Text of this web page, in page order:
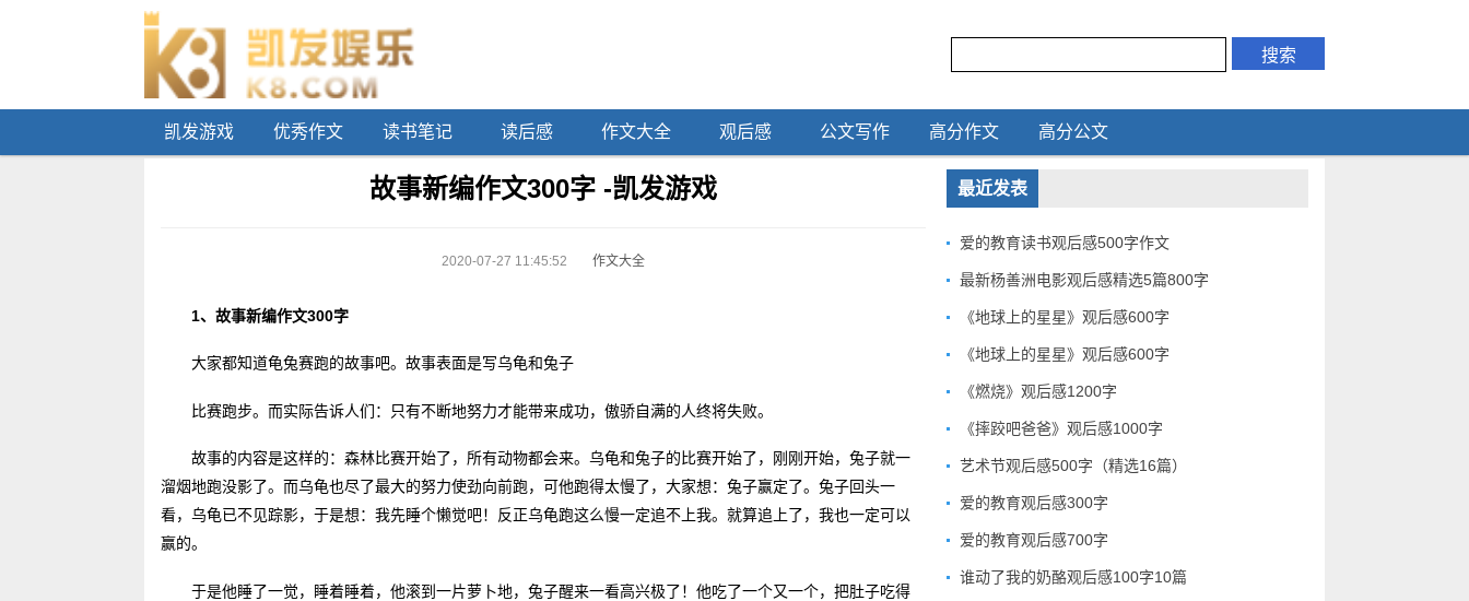
凯发游戏 优秀作文 读书笔记 读后感 作文大全 观后感 公文写作 高分作文 高分公文
故事新编作文300字 -凯发游戏
2020-07-27 11:45:52 作文大全
1、故事新编作文300字
大家都知道龟兔赛跑的故事吧。故事表面是写乌龟和兔子
比赛跑步。而实际告诉人们：只有不断地努力才能带来成功，傲骄自满的人终将失败。
故事的内容是这样的：森林比赛开始了，所有动物都会来。乌龟和兔子的比赛开始了，刚刚开始，兔子就一
溜烟地跑没影了。而乌龟也尽了最大的努力使劲向前跑，可他跑得太慢了，大家想：兔子赢定了。兔子回头一
看，乌龟已不见踪影，于是想：我先睡个懒觉吧！反正乌龟跑这么慢一定追不上我。就算追上了，我也一定可以
赢的。
于是他睡了一觉，睡着睡着，他滚到一片萝卜地，兔子醒来一看高兴极了！他吃了一个又一个，把肚子吃得
最近发表
爱的教育读书观后感500字作文
最新杨善洲电影观后感精选5篇800字
《地球上的星星》观后感600字
《地球上的星星》观后感600字
《燃烧》观后感1200字
《摔跤吧爸爸》观后感1000字
艺术节观后感500字（精选16篇）
爱的教育观后感300字
爱的教育观后感700字
谁动了我的奶酪观后感100字10篇